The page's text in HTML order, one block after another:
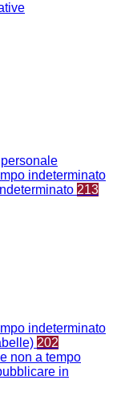
indeterminato
213
indeterminato
202
non a tempo
in